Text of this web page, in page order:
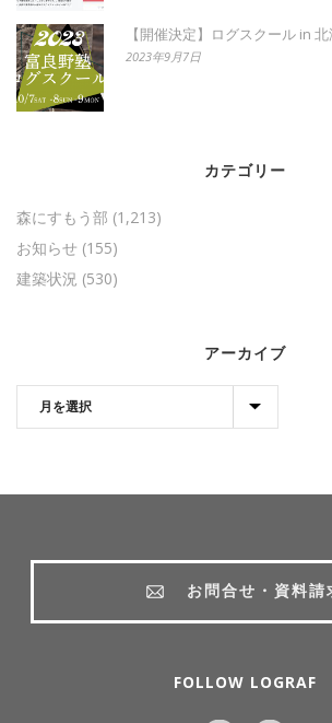
【開催決定】ログスクール in
2023年9月7日
カテゴリー
森にすもう部 (1,213)
お知らせ (155)
建築状況 (530)
アーカイブ
お問合せ・資料請
FOLLOW LOGRAF